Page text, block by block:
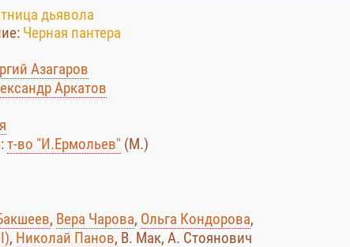
дьявола
Черная пантера
Азагаров
Аркатов
т-во "И.Ермольев" (М.)
, Вера Чарова, Ольга Кондорова,
, Николай Панов, В. Мак, А. Стоянович